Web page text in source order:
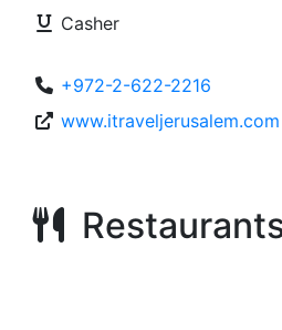
Casher
+972-2-622-2216
www.itraveljerusalem.com